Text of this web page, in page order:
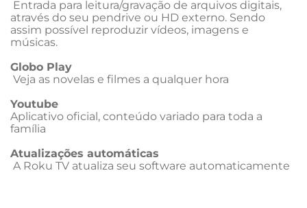
através do seu pendrive ou HD externo. Sendo
assim possível reproduzir vídeos, imagens e
músicas.
Globo Play
Youtube
Aplicativo oficial, conteúdo variado para toda a
família
Atualizações automáticas